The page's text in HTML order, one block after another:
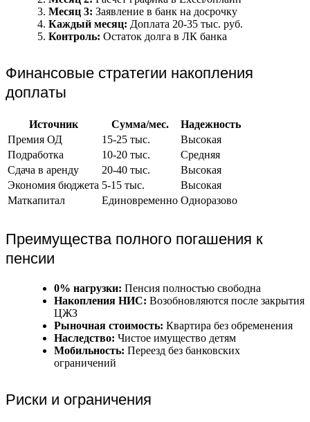
Месяц 3: Заявление в банк на досрочку
Каждый месяц: Доплата 20-35 тыс. руб.
Контроль: Остаток долга в ЛК банка
Финансовые стратегии накопления
доплаты
Источник Сумма/мес.
Надежность
Премия ОД
15-25 тыс.
Высокая
Подработка
10-20 тыс.
Средняя
Сдача в аренду
20-40 тыс.
Высокая
Экономия бюджета 5-15 тыс.
Высокая
Маткапитал
Единовременно Одноразово
Преимущества полного погашения к
пенсии
0% нагрузки: Пенсия полностью свободна
Накопления НИС: Возобновляются после закрытия
ЦЖЗ
Рыночная стоимость: Квартира без обременения
Наследство: Чистое имущество детям
Мобильность: Переезд без банковских
ограничений
Риски и ограничения